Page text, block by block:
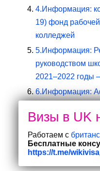
4.Информация:
19) фонд
колледжей
5.Информация:
руководством
2021–2022 годы
6.Информация:
2023 годы.
7.Информация:
местных органов
финансовый год
Работаем с
Бесплатные
https://t.me/